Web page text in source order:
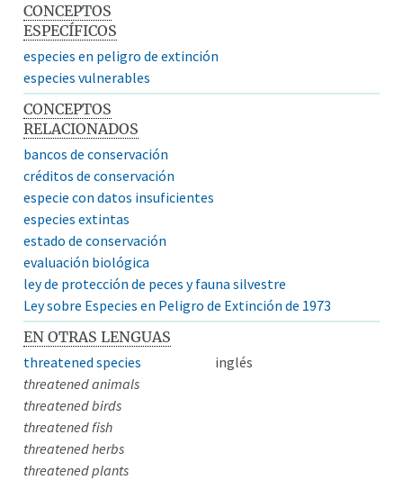
CONCEPTOS
ESPECÍFICOS
especies en peligro de extinción
especies vulnerables
CONCEPTOS
RELACIONADOS
bancos de conservación
créditos de conservación
especie con datos insuficientes
especies extintas
estado de conservación
evaluación biológica
ley de protección de peces y fauna silvestre
Ley sobre Especies en Peligro de Extinción de 1973
EN OTRAS LENGUAS
threatened species
inglés
threatened animals
threatened birds
threatened fish
threatened herbs
threatened plants